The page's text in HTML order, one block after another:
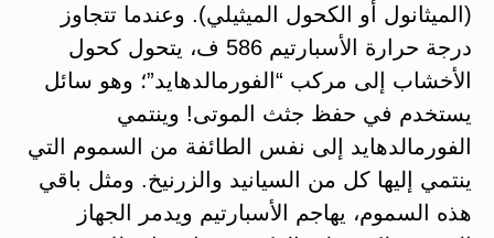
(الميثانول أو الكحول الميثيلي). وعندما تتجاوز
درجة حرارة الأسبارتيم 586 ف، يتحول كحول
الأخشاب إلى مركب “الفورمالدهايد”؛ وهو سائل
يستخدم في حفظ جثث الموتى! وينتمي
الفورمالدهايد إلى نفس الطائفة من السموم التي
ينتمي إليها كل من السيانيد والزرنيخ. ومثل باقي
هذه السموم، يهاجم الأسبارتيم ويدمر الجهاز